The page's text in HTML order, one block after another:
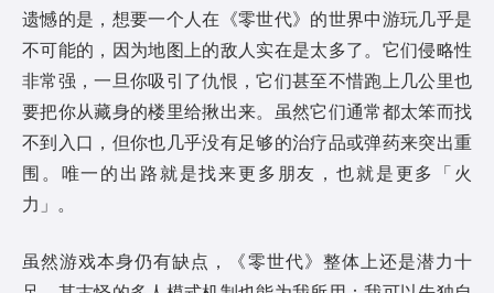
遗憾的是，想要一个人在《零世代》的世界中游玩几乎是
不可能的，因为地图上的敌人实在是太多了。它们侵略性
非常强，一旦你吸引了仇恨，它们甚至不惜跑上几公里也
要把你从藏身的楼里给揪出来。虽然它们通常都太笨而找
不到入口，但你也几乎没有足够的治疗品或弹药来突出重
围。唯一的出路就是找来更多朋友，也就是更多「火
力」。
虽然游戏本身仍有缺点，《零世代》整体上还是潜力十